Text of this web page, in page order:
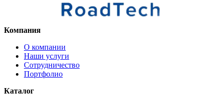
Компания
О компании
Наши услуги
Сотрудничество
Портфолио
Каталог